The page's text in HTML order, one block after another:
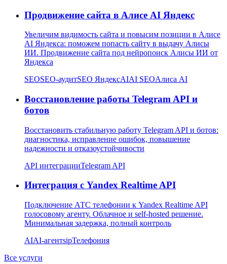
Продвижение сайта в Алисе AI Яндекс
Увеличим видимость сайта и повысим позиции в Алисе
AI Яндекса: поможем попасть сайту в выдачу Алисы
ИИ. Продвижение сайта под нейропоиск Алисы ИИ от
Яндекса
SEOSEO-аудитSEO ЯндексAIAI SEOАлиса AI
Восстановление работы Telegram API и
ботов
Восстановить стабильную работу Telegram API и ботов:
диагностика, исправление ошибок, повышение
надежности и отказоустойчивости
API интеграцииTelegram API
Интеграция с Yandex Realtime API
Подключение АТС телефонии к Yandex Realtime API
голосовому агенту. Облачное и self-hosted решение.
Минимальная задержка, полный контроль
AIAI-агентsipТелефония
Все услуги